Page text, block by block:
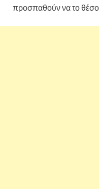
προσπαθούν να το